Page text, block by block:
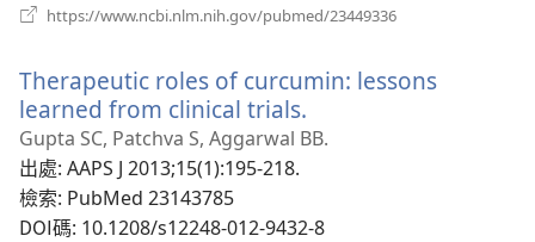
https://www.ncbi.nlm.nih.gov/pubmed/23449336
視
Therapeutic roles of curcumin: lessons
learned from clinical trials.
啟
窗）
Gupta SC, Patchva S, Aggarwal BB.
出處‎: AAPS J 2013;15(1):195-218.
檢索‎: PubMed 23143785
DOI碼‎: 10.1208/s12248-012-9432-8